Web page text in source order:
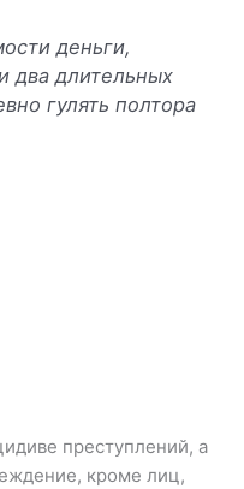
деньги,
два длительных
гулять полтора
преступлений, а
кроме лиц,